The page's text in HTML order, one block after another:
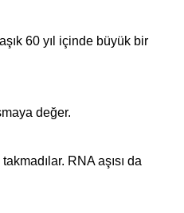
60 yıl içinde büyük bir
değer.
RNA aşısı da